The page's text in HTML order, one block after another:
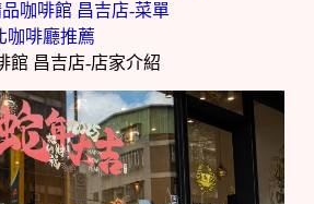
咖啡館 昌吉店-菜單
咖啡廳推薦
館 昌吉店-店家介紹